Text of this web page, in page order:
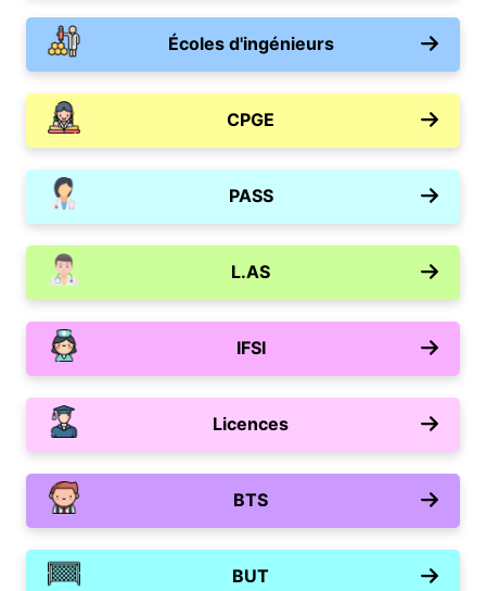
Écoles d'ingénieurs
CPGE
PASS
L.AS
IFSI
Licences
BTS
BUT